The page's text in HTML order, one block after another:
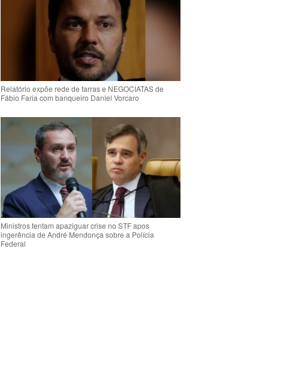
Relatório expõe rede de farras e NEGOCIATAS de
Fábio Faria com banqueiro Daniel Vorcaro
Ministros tentam apaziguar crise no STF apos
ingerência de André Mendonça sobre a Polícia
Federal